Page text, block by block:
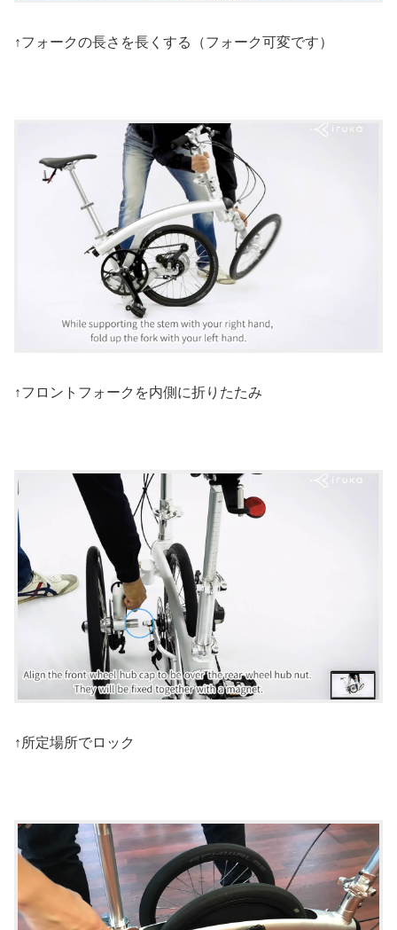
↑フォークの長さを長くする（フォーク可変です）
↑フロントフォークを内側に折りたたみ
↑所定場所でロック